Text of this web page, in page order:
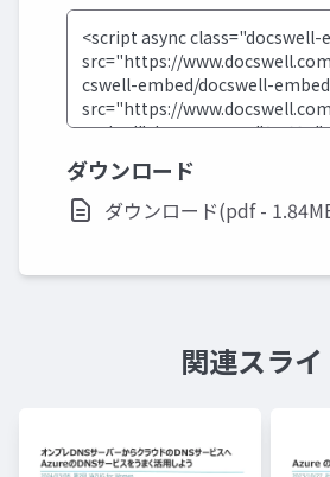
ダウンロード
ダウンロード(pdf -
関連スライ